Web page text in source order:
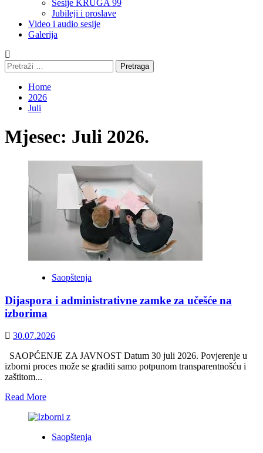
Sesije KRUGA 99
Jubileji i proslave
Video i audio sesije
Galerija
Pretraga:
Home
2026
Juli
Mjesec: Juli 2026.
Saopštenja
Dijaspora i administrativne zamke za učešće na
izborima
30.07.2026
SAOPĆENJE ZA JAVNOST Datum 30 juli 2026. Povjerenje u
izborni proces može se graditi samo potpunom transparentnošću i
zaštitom...
Read MoreRead
about
Saopštenja